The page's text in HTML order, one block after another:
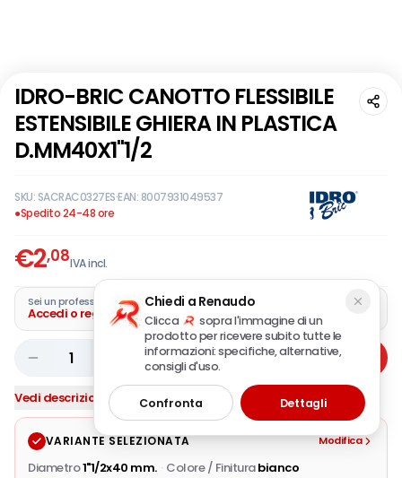
IDRO-BRIC CANOTTO FLESSIBILE
ESTENSIBILE GHIERA IN PLASTICA
D.MM40X1"1/2
SKU:SACRAC0327ES·EAN: 8007931049537
●Spedito 24-48 ore
€2,08IVA incl.
Sei un professionista?
Accedi o registra la tua azienda
1 Aggiungi
Vedi descrizione completa
VARIANTE SELEZIONATA Modifica
Diametro1"1/2x40 mm. · Colore / Finiturabianco
Chiedi a Renaudo
Clicca
sopra l'immagine di un
prodotto per ricevere subito tutte le
informazioni: specifiche, alternative,
consigli d'uso.
Confronta Dettagli